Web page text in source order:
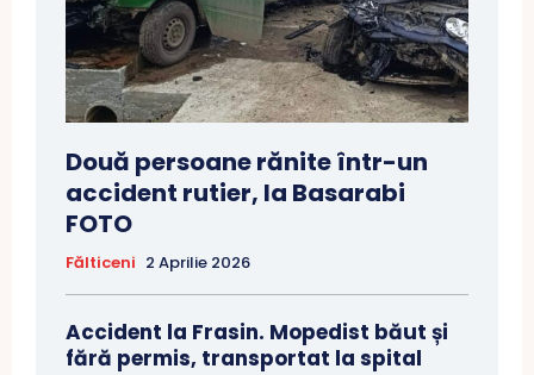
Două persoane rănite într-un
accident rutier, la Basarabi
FOTO
Fălticeni 2 Aprilie 2026
Accident la Frasin. Mopedist băut și
fără permis, transportat la spital